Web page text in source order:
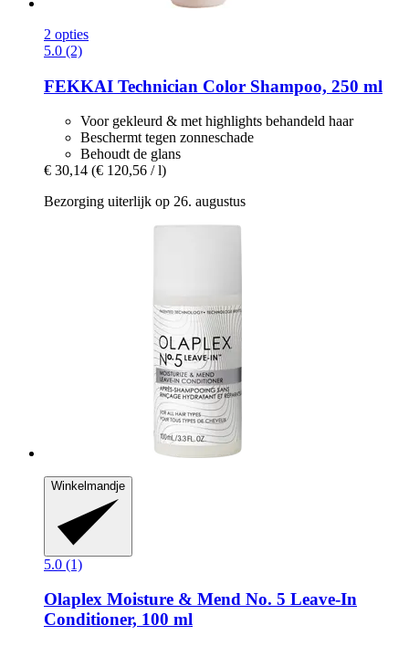
2 opties
5.0 (2)
FEKKAI Technician Color Shampoo, 250 ml
Voor gekleurd & met highlights behandeld haar
Beschermt tegen zonneschade
Behoudt de glans
€ 30,14 (€ 120,56 / l)
Bezorging uiterlijk op 26. augustus
Winkelmandje
5.0 (1)
Olaplex Moisture & Mend No. 5 Leave-​In
Conditioner, 100 ml